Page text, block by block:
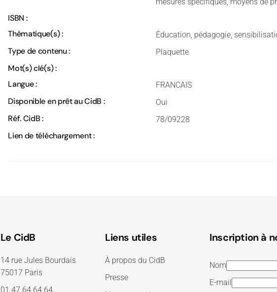
ISBN :
Thématique(s) :
Éducation, pédagogie,
Type de contenu : Plaquette
Mot(s) clé(s) :
Langue :
FRANCAIS
Disponible en prêt au CidB : Oui
Réf. CidB : 78/09228
Lien de téléchargement :
Le CidB
14 rue Jules Bourdais
75017 Paris
01.47.64.64.64
Liens utiles
À propos du CidB
Presse
Inscription à
Nom
E-mail